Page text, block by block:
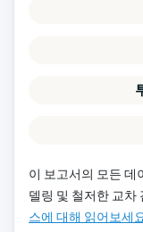
이 보고서의 모든 데
델링 및 철저한 교차
스에 대해 읽어보세